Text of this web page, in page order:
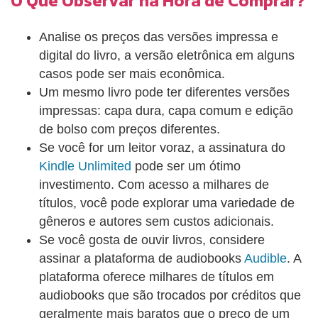
caminhões pelas estradas da Europa. Para eles
delas é alistar-se na primeira guerra que aparece.
Enzo ficou com essa opção. Existem fatos que a
gente gostaria de esquecer, não gostaria de lembrar
nem mesmo o mínimo detalhe. A memória,
entretanto, não tem esse poder, ou pelo menos a
minha não tem. Existem lugares onde nascer
implica ter culpa. Onde o primeiro suspiro e o último
catarro têm valor equivalente, o valor da culpa.
Vincenzo, 24 anos, pedreiro. Giuseppe, 25 anos,
marceneiro. Ambos sabem que a profissão que
exercem não lhes dará trégua antes dos quarenta.
Pensam em partir de Nápoles e se sentem
derrotados por não conseguir partir. Sabem que
permanecer significa aceitar o peso da culpa de
terem nascido naquele lugar. É domingo e estão
Analise os preços das versões impressa e
digital do livro, a versão eletrônica em alguns
casos pode ser mais econômica.
Um mesmo livro pode ter diferentes versões
impressas: capa dura, capa comum e edição
de bolso com preços diferentes.
Se você for um leitor voraz, a assinatura do
Kindle Unlimited pode ser um ótimo
investimento. Com acesso a milhares de
títulos, você pode explorar uma variedade de
gêneros e autores sem custos adicionais.
Se você gosta de ouvir livros, considere
assinar a plataforma de audiobooks Audible. A
plataforma oferece milhares de títulos em
audiobooks que são trocados por créditos que
geralmente mais baratos que o preço de um